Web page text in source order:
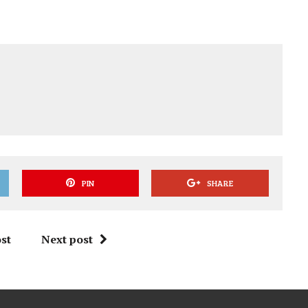
PIN SHARE
Next post